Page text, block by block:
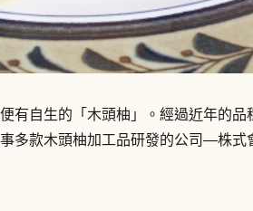
有自生的「木頭柚」。經過近年的
多款木頭柚加工品研發的公司―株式